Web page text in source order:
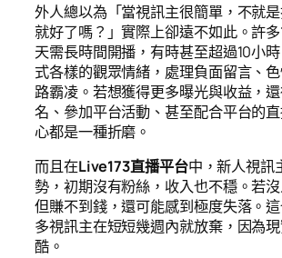
外人總以為「當視訊主很簡單，不就
就好了嗎？」實際上卻遠不如此。許
天需長時間開播，有時甚至超過10小
式各樣的觀眾情緒，處理負面留言、
路霸凌。若想獲得更多曝光與收益，
名、參加平台活動、甚至配合平台的
心都是一種折磨。
而且在Live173直播平台中，新人視訊
勢，初期沒有粉絲，收入也不穩。若
但賺不到錢，還可能感到極度失落。
多視訊主在短短幾週內就放棄，因為
酷。